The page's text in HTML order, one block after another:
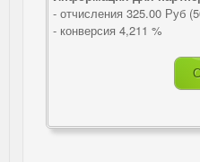
- отчисления 325.00 Руб
- конверсия 4,211 %